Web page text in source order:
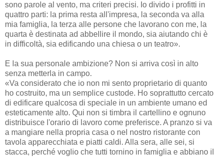
sono parole al vento, ma criteri precisi. Io divido i profitti in
quattro parti: la prima resta all'impresa, la seconda va alla
mia famiglia, la terza alle persone che lavorano con me, la
quarta è destinata ad abbellire il mondo, sia aiutando chi è
in difficoltà, sia edificando una chiesa o un teatro».
E la sua personale ambizione? Non si arriva così in alto
senza metterla in campo.
«Va considerato che io non mi sento proprietario di quanto
ho costruito, ma un semplice custode. Ho soprattutto cercato
di edificare qualcosa di speciale in un ambiente umano ed
esteticamente alto. Qui non si timbra il cartellino e ognuno
distribuisce l'orario di lavoro come preferisce. A pranzo si va
a mangiare nella propria casa o nel nostro ristorante con
tavola apparecchiata e piatti caldi. Alla sera, alle sei, si
stacca, perché voglio che tutti tornino in famiglia e abbiano il